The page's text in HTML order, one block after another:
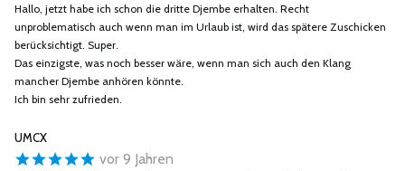
Hallo, jetzt habe ich schon die dritte Djembe erhalten. Recht
unproblematisch auch wenn man im Urlaub ist, wird das spätere Zuschicken
berücksichtigt. Super.
Das einzigste, was noch besser wäre, wenn man sich auch den Klang
mancher Djembe anhören könnte.
Ich bin sehr zufrieden.
UMCX
vor 9 Jahren